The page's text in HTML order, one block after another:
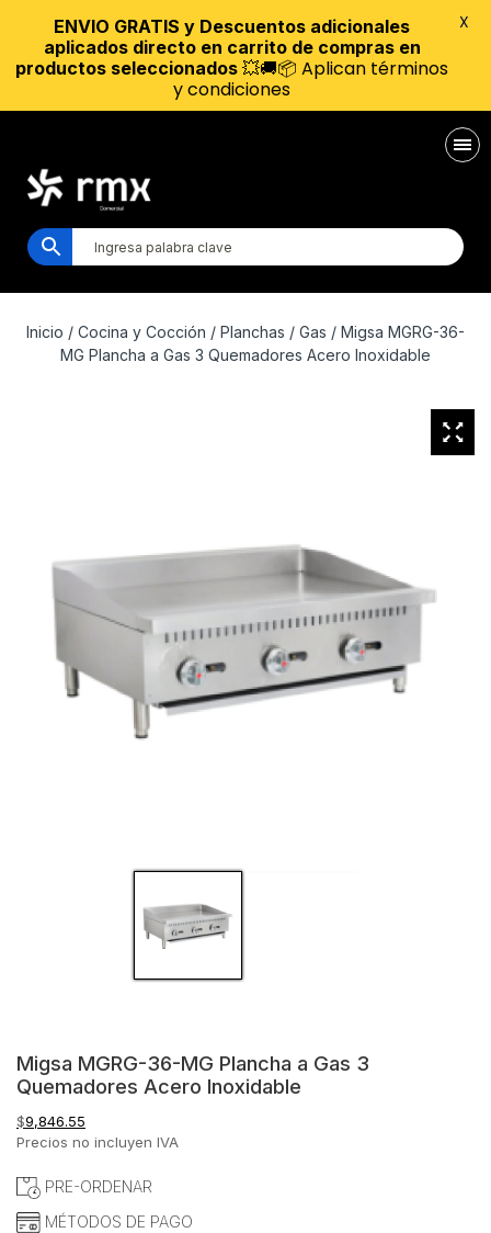
Inicio / Cocina y Cocción / Planchas / Gas / Migsa MGRG-36-
MG Plancha a Gas 3 Quemadores Acero Inoxidable
Migsa MGRG-36-MG Plancha a Gas 3
Quemadores Acero Inoxidable
$9,846.55
Precios no incluyen IVA
PRE-ORDENAR
MÉTODOS DE PAGO
ENVIO GRATIS y Descuentos adicionales
aplicados directo en carrito de compras en
productos seleccionados 💥🚚📦 Aplican términos
y condiciones
X